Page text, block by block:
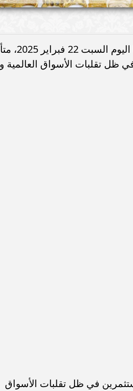
شهدت أسعار الذهب في الأسواق المحلية
ظل تقلبات الأسواق العالمية
في ظل تقلبات الأسواق